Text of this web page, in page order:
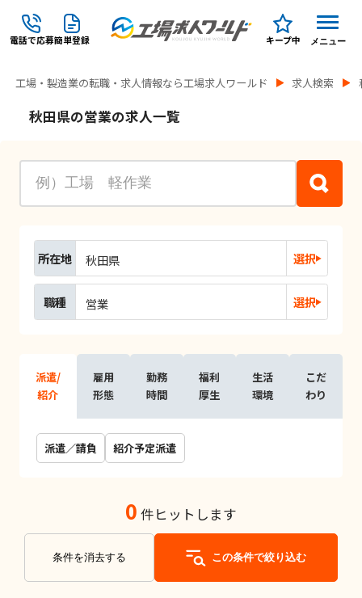
電話で応募簡単登録 キープ中 メニュー
工場・製造業の転職・求人情報なら工場求人ワールド 求人検索
秋田県の営業の求人一覧
所在地 秋田県 選択
職種 営業 選択
派遣/
紹介
雇用
形態
勤務
時間
福利
厚生
生活
環境
こだ
わり
派遣／請負 紹介予定派遣
0 件ヒットします
条件を消去する この条件で絞り込む